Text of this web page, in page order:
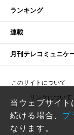
ランキング
連載
月刊テレコミュニケ
このサイトについて
リンクについて
当ウェブサイ
続ける場合、 プ
なります。